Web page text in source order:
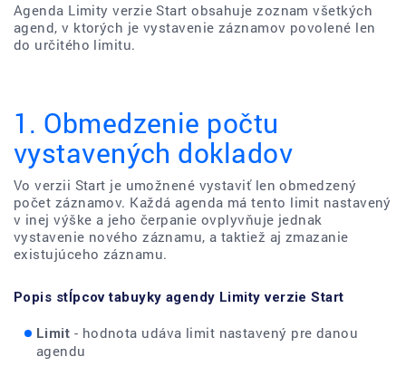
Agenda Limity verzie Start obsahuje zoznam všetkých
agend, v ktorých je vystavenie záznamov povolené len
do určitého limitu.
1. Obmedzenie počtu
vystavených dokladov
Vo verzii Start je umožnené vystaviť len obmedzený
počet záznamov. Každá agenda má tento limit nastavený
v inej výške a jeho čerpanie ovplyvňuje jednak
vystavenie nového záznamu, a taktiež aj zmazanie
existujúceho záznamu.
Popis stĺpcov tabuyky agendy Limity verzie Start
Limit - hodnota udáva limit nastavený pre danou
agendu